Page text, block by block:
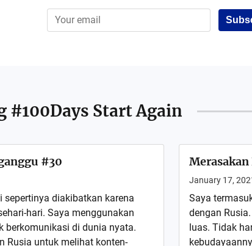
#100Days Start Again
#30
sepertinya diakibatkan karena
hari. Saya menggunakan
berkomunikasi di dunia nyata.
Rusia untuk melihat konten-
January 17,
Saya
dengan
luas. Tidak